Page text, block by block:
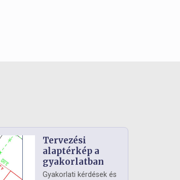
Tervezési
alaptérkép a
gyakorlatban
Gyakorlati kérdések és